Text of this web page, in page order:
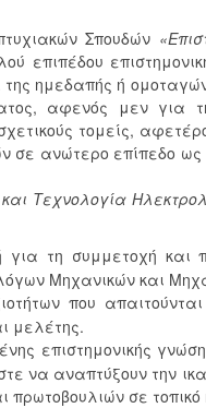
Σπουδών
επιπέδου
της ημεδαπής ή
αφενός μεν για
τομείς,
σε ανώτερο επίπεδο
και Τεχνολογία
για τη συμμετοχή και
Μηχανικών και
που
μελέτης.
επιστημονικής
να αναπτύξουν την
σε τοπικό